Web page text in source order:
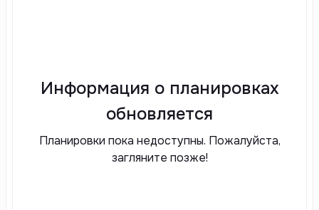
Информация о планировках
обновляется
Планировки пока недоступны. Пожалуйста,
загляните позже!